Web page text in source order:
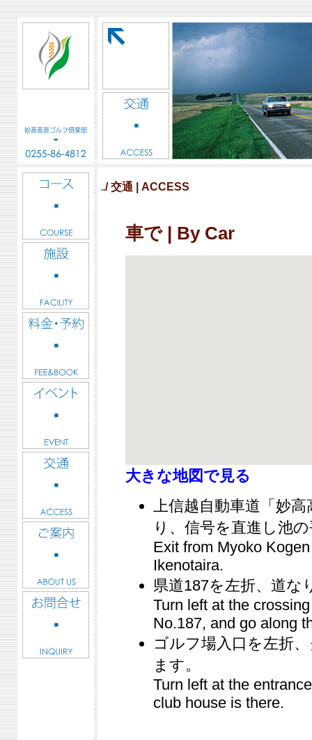
../ 交通 | ACCESS
車で | By Car
大きな地図で見る
上信越自動車道「妙
り、信号を直進し池
Exit from Myoko
Ikenotaira.
県道187を左折、道な
Turn left at the
No.187, and go along
ゴルフ場入口を左折
ます。
Turn left at the
club house is there.